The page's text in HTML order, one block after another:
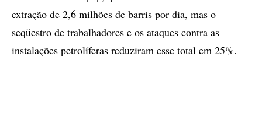
extração de 2,6 milhões de barris por dia, mas o
seqüestro de trabalhadores e os ataques contra as
instalações petrolíferas reduziram esse total em 25%.